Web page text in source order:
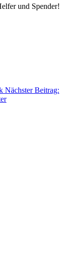
und Spender!
Nächster Beitrag: